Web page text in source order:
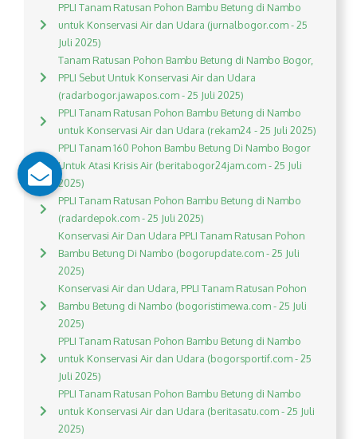
PPLI Tanam Ratusan Pohon Bambu Betung di Nambo
untuk Konservasi Air dan Udara (jurnalbogor.com - 25
Juli 2025)
Tanam Ratusan Pohon Bambu Betung di Nambo Bogor,
PPLI Sebut Untuk Konservasi Air dan Udara
(radarbogor.jawapos.com - 25 Juli 2025)
PPLI Tanam Ratusan Pohon Bambu Betung di Nambo
untuk Konservasi Air dan Udara (rekam24 - 25 Juli 2025)
PPLI Tanam 160 Pohon Bambu Betung Di Nambo Bogor
Untuk Atasi Krisis Air (beritabogor24jam.com - 25 Juli
2025)
PPLI Tanam Ratusan Pohon Bambu Betung di Nambo
(radardepok.com - 25 Juli 2025)
Konservasi Air Dan Udara PPLI Tanam Ratusan Pohon
Bambu Betung Di Nambo (bogorupdate.com - 25 Juli
2025)
Konservasi Air dan Udara, PPLI Tanam Ratusan Pohon
Bambu Betung di Nambo (bogoristimewa.com - 25 Juli
2025)
PPLI Tanam Ratusan Pohon Bambu Betung di Nambo
untuk Konservasi Air dan Udara (bogorsportif.com - 25
Juli 2025)
PPLI Tanam Ratusan Pohon Bambu Betung di Nambo
untuk Konservasi Air dan Udara (beritasatu.com - 25 Juli
2025)